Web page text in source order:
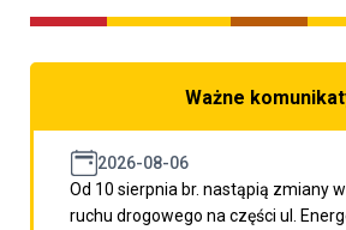
Ważne
2026-08-06
Od 10 sierpnia br. nastąpią zmiany
ruchu drogowego na części ul.